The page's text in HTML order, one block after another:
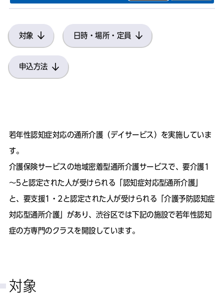
対象 日時・場所・定員
申込方法
若年性認知症対応の通所介護（デイサービス）を実施していま
す。
介護保険サービスの地域密着型通所介護サービスで、要介護1
～5と認定された人が受けられる「認知症対応型通所介護」
と、要支援1・2と認定された人が受けられる「介護予防認知症
対応型通所介護」があり、渋谷区では下記の施設で若年性認知
症の方専門のクラスを開設しています。
対象